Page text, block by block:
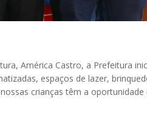
América Castro, a Prefeitura
espaços de lazer,
crianças têm a